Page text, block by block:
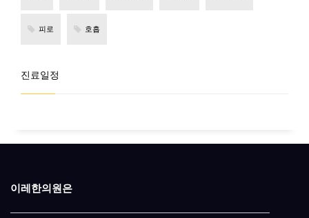
피로 호흡
진료일정
이레한의원은